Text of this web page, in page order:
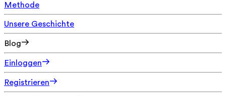
Methode
Unsere Geschichte
Blog
Einloggen
Registrieren